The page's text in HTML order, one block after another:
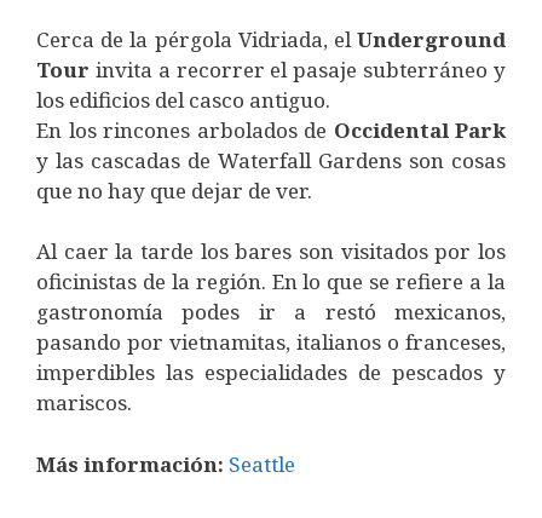
Cerca de la pérgola Vidriada, el Underground
Tour invita a recorrer el pasaje subterráneo y
los edificios del casco antiguo.
En los rincones arbolados de Occidental Park
y las cascadas de Waterfall Gardens son cosas
que no hay que dejar de ver.
Al caer la tarde los bares son visitados por los
oficinistas de la región. En lo que se refiere a la
gastronomía podes ir a restó mexicanos,
pasando por vietnamitas, italianos o franceses,
imperdibles las especialidades de pescados y
mariscos.
Más información: Seattle